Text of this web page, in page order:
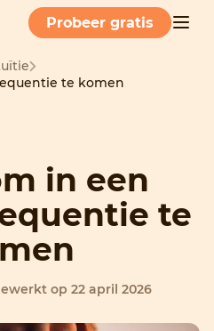
Probeer gratis
te komen
in een
te
op 22 april 2026